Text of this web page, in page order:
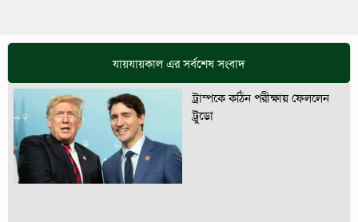
যায়যায়কাল এর সর্বশেষ সংবাদ
ট্রাম্পকে কঠিন পরীক্ষায় ফেললেন
ট্রুডো